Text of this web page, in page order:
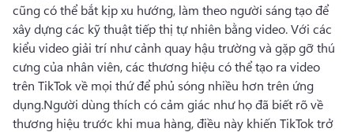
cũng có thể bắt kịp xu hướng, làm theo người sáng tạo để
xây dựng các kỹ thuật tiếp thị tự nhiên bằng video. Với các
kiểu video giải trí như cảnh quay hậu trường và gặp gỡ thú
cưng của nhân viên, các thương hiệu có thể tạo ra video
trên TikTok về mọi thứ để phủ sóng nhiều hơn trên ứng
dụng.Người dùng thích có cảm giác như họ đã biết rõ về
thương hiệu trước khi mua hàng, điều này khiến TikTok trở